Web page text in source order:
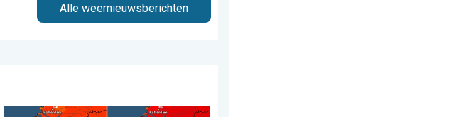
Alle weernieuwsberichten
. . zaterdag 1 augustus 2026
Volop zon en zomerse warmte. Weekendweer. . . donderdag 6 augustus 2026